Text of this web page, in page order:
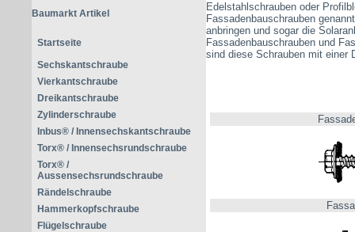
Baumarkt Artikel
Startseite
Sechskantschraube
Vierkantschraube
Dreikantschraube
Zylinderschraube
Inbus® / Innensechskantschraube
Torx® / Innensechsrundschraube
Torx® /
Aussensechsrundschraube
Rändelschraube
Hammerkopfschraube
Flügelschraube
Edelstahlschrauben oder
Fassadenbauschrauben
anbringen und sogar die
Fassadenbauschrauben und
sind diese Schrauben mit einer